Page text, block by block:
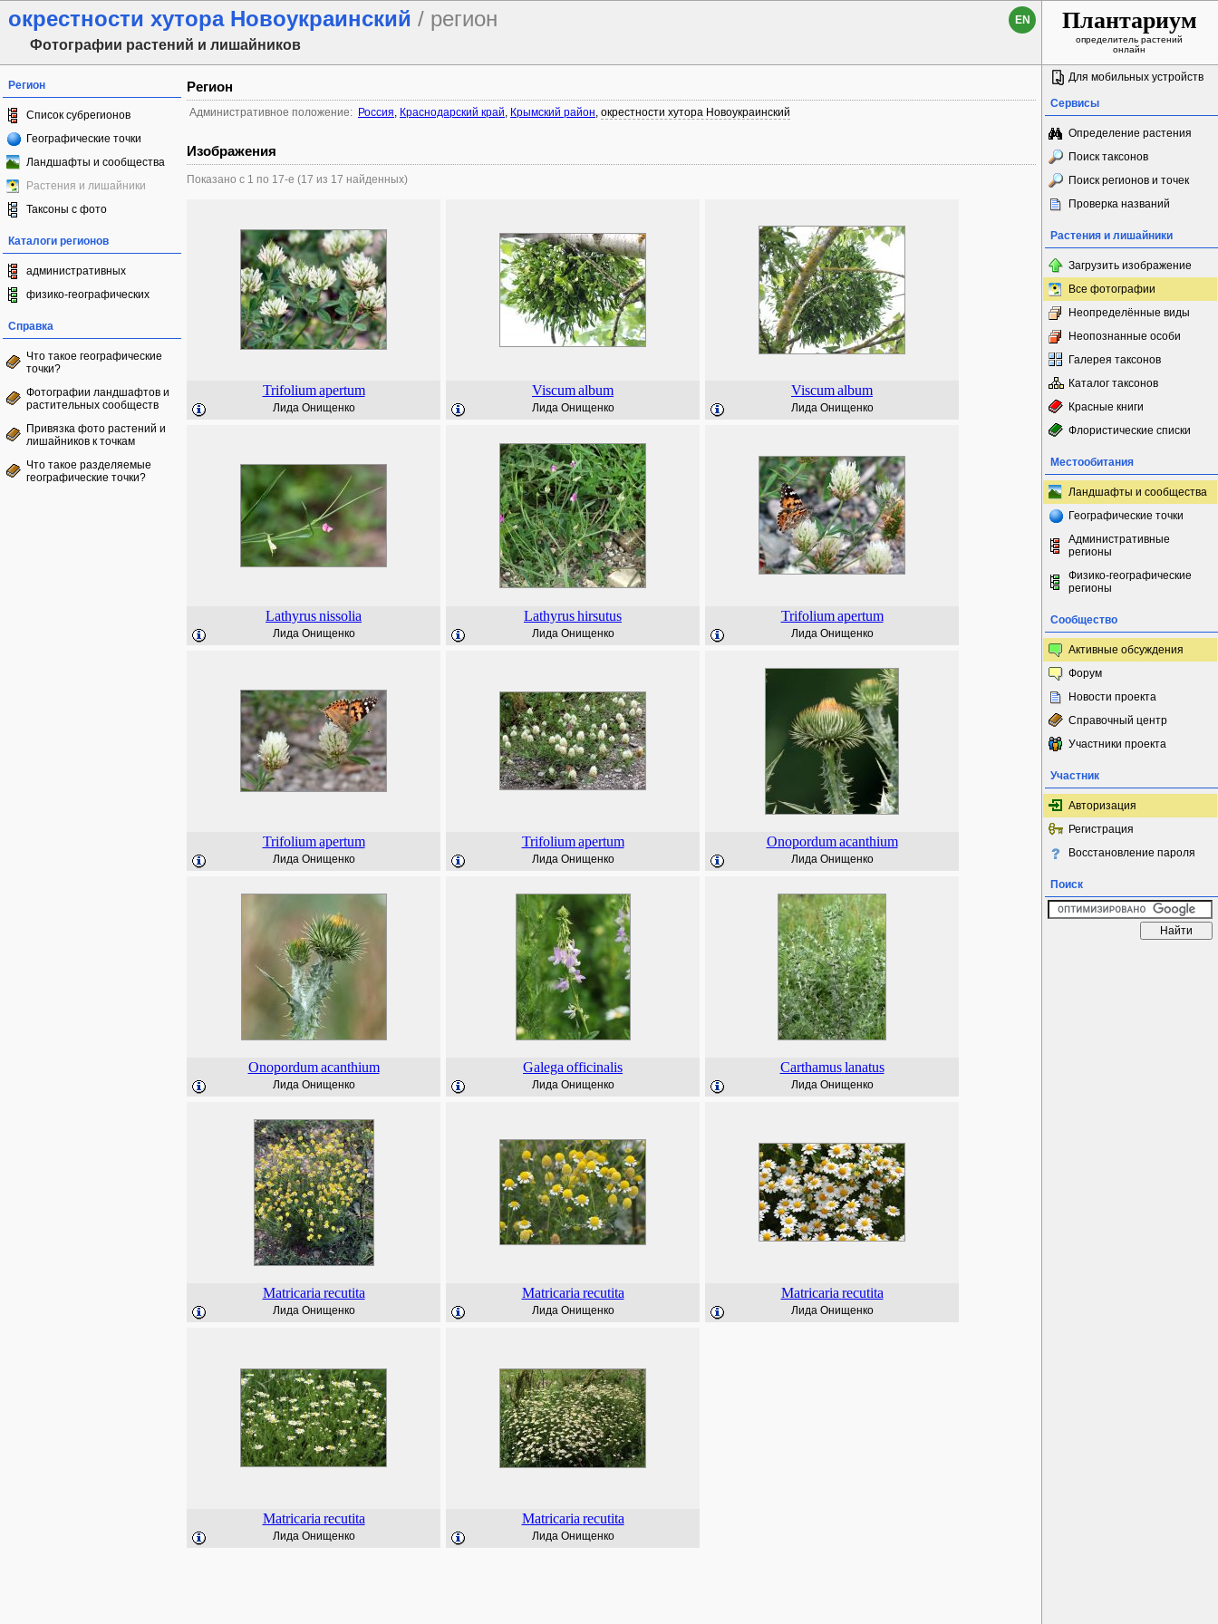
окрестности хутора Новоукраинский / регион
Фотографии растений и лишайников
EN Плантариум
определитель растений
онлайн
Регион
Список субрегионов
Географические точки
Ландшафты и сообщества
Растения и лишайники
Таксоны с фото
Каталоги регионов
административных
физико-географических
Справка
Что такое географические
точки?
Фотографии ландшафтов и
растительных сообществ
Привязка фото растений и
лишайников к точкам
Что такое разделяемые
географические точки?
Регион
Административное положение: Россия, Краснодарский край, Крымский район, окрестности хутора Новоукраинский
Изображения
Показано с 1 по 17-е (17 из 17 найденных)
Trifolium apertum
Лида Онищенко
Viscumalbum
Лида Онищенко
Viscumalbum
Лида Онищенко
Lathyrusnissolia
Лида Онищенко
Lathyrushirsutus
Лида Онищенко
Trifolium apertum
Лида Онищенко
Trifolium apertum
Лида Онищенко
Trifolium apertum
Лида Онищенко
Onopordum acanthium
Лида Онищенко
Onopordum acanthium
Лида Онищенко
Galega officinalis
Лида Онищенко
Carthamus lanatus
Лида Онищенко
Matricaria recutita
Лида Онищенко
Matricaria recutita
Лида Онищенко
Matricaria recutita
Лида Онищенко
Matricaria recutita
Лида Онищенко
Matricaria recutita
Лида Онищенко
Для мобильных устройств
Сервисы
Определение растения
Поиск таксонов
Поиск регионов и точек
Проверка названий
Растения и лишайники
Загрузить изображение
Все фотографии
Неопределённые виды
Неопознанные особи
Галерея таксонов
Каталог таксонов
Красные книги
Флористические списки
Местообитания
Ландшафты и сообщества
Географические точки
Административные
регионы
Физико-географические
регионы
Сообщество
Активные обсуждения
Форум
Новости проекта
Справочный центр
Участники проекта
Участник
Авторизация
Регистрация
Восстановление пароля
Поиск